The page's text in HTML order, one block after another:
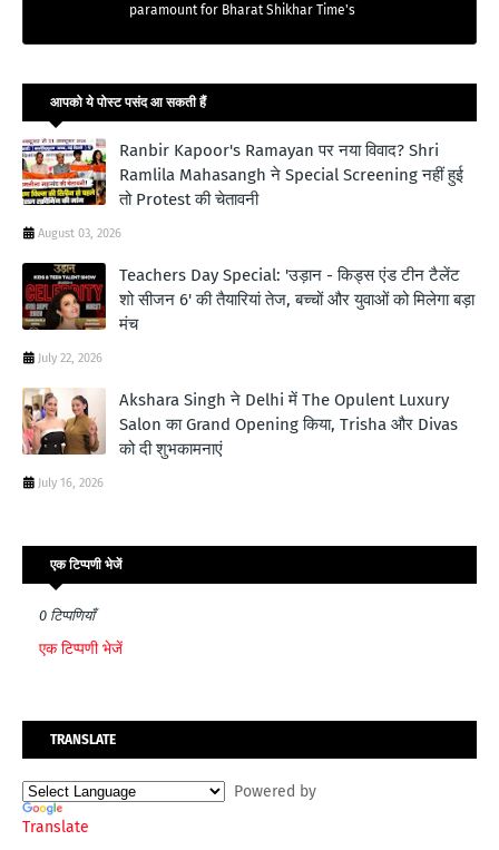
paramount for Bharat Shikhar Time's
आपको ये पोस्ट पसंद आ सकती हैं
Ranbir Kapoor's Ramayan पर नया विवाद? Shri
Ramlila Mahasangh ने Special Screening नहीं हुई
तो Protest की चेतावनी
August 03, 2026
Teachers Day Special: 'उड़ान - किड्स एंड टीन टैलेंट
शो सीजन 6' की तैयारियां तेज, बच्चों और युवाओं को मिलेगा बड़ा
मंच
July 22, 2026
Akshara Singh ने Delhi में The Opulent Luxury
Salon का Grand Opening किया, Trisha और Divas
को दी शुभकामनाएं
July 16, 2026
एक टिप्पणी भेजें
0 टिप्पणियाँ
एक टिप्पणी भेजें
TRANSLATE
Powered by
Translate